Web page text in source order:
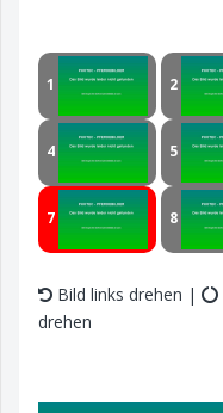
1 2
4 5
7 8
Bild links drehen |
drehen